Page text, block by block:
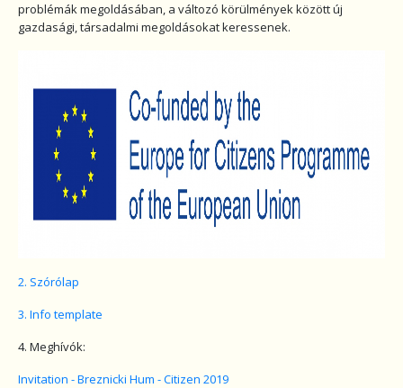
problémák megoldásában, a változó körülmények között új
gazdasági, társadalmi megoldásokat keressenek.
2. Szórólap
3. Info template
4. Meghívók:
Invitation - Breznicki Hum - Citizen 2019